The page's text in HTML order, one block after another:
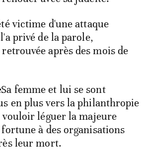
victime d'une attaque
privé de la parole,
après des mois de
Sa femme et lui se sont
en plus vers la philanthropie
vouloir léguer la majeure
à des organisations
leur mort.